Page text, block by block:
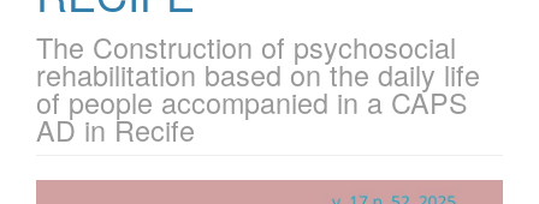
The Construction of psychosocial
rehabilitation based on the daily life
of people accompanied in a CAPS
AD in Recife